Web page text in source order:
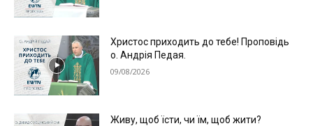
Христос приходить до тебе! Проповідь
о. Андрія Педая.
09/08/2026
Живу, щоб їсти, чи їм, щоб жити?